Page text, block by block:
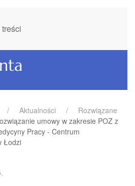
Aktualności
Rozwiązane
umowy w zakresie POZ z
Pracy - Centrum
Łodzi
.